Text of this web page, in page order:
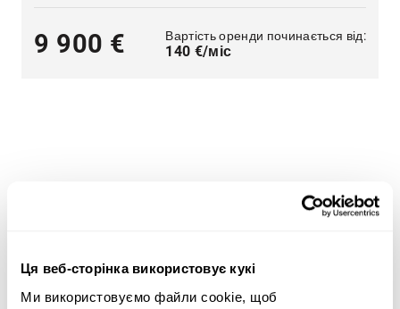
Ця веб-сторінка використовує кукі
Ми використовуємо файли cookie, щоб
9 900 € Вартість оренди починається від:
140 €/міс
Широкий асортимент важкої техніки — оптимальні
будівництво,транспорт,сільське господарство
лісове господарствотаземляні роботи